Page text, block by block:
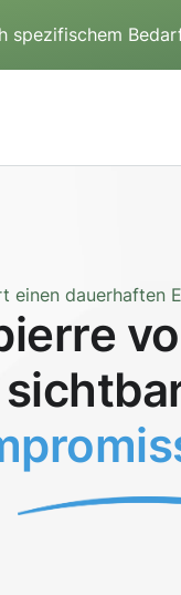
spezifischem
einen dauerhaften